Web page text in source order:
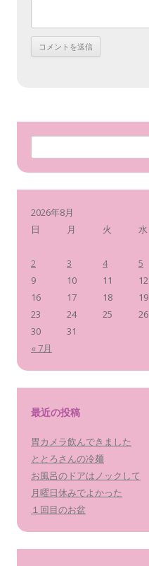
索
2026年8月
日
月 火 水
« 7月
2
3 4 5
9
10 11 12
16
17 18 19
23
24 25 26
30
31
最近の投稿
胃カメラ飲んできました
ととろさんの冷麺
お風呂のドアはノックして
月曜日休みでよかった
１回目のお盆